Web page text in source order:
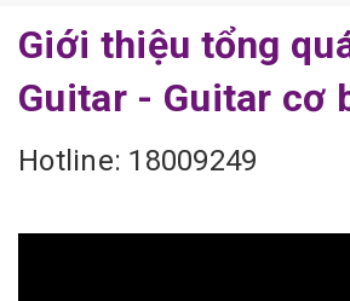
Giới thiệu tổng
Guitar - Guitar cơ
Hotline: 18009249